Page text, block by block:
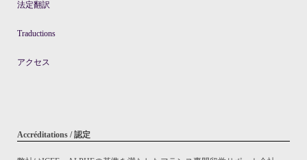
法定翻訳
Traductions
アクセス
Accréditations / 認定